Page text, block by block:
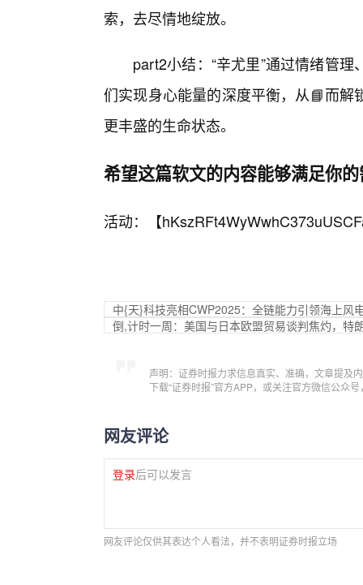
索，去尽情地绽放。
part2小结：“辛尤里”通过情绪管
们实现身心能量的深度平衡，从📘而
更丰盛的生命状态。
希望这篇软文的内容能够满足你
活动：【
中{天}科技亮相CWP2025：全链能力引领海上风
倒,计时一周：美国与日本欧盟贸易谈判焦灼，特
声明：证券时报力求信息真实、准确，文章提及
下载“证券时报”官方APP，或关注官方微信公众
网友评论
登录后可以发言
网友评论仅供其表达个人看法，并不表明证券时报立场